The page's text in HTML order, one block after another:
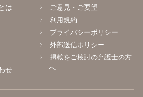
は
せ
ご意見・ご要望
利用規約
プライバシーポリシー
外部送信ポリシー
掲載をご検討の弁護士の方
へ